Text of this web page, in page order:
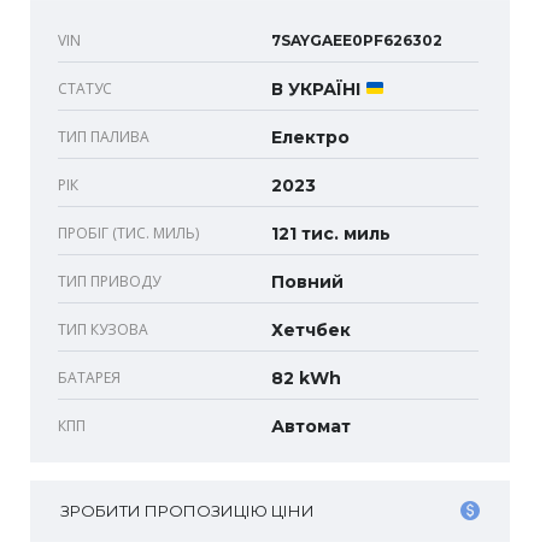
VIN 7SAYGAEE0PF626302
СТАТУС В УКРАЇНІ
ТИП ПАЛИВА Електро
РІК 2023
ПРОБІГ (ТИС. МИЛЬ) 121 тис. миль
ТИП ПРИВОДУ Повний
ТИП КУЗОВА Хетчбек
БАТАРЕЯ 82 kWh
КПП Автомат
ЗРОБИТИ ПРОПОЗИЦІЮ ЦІНИ